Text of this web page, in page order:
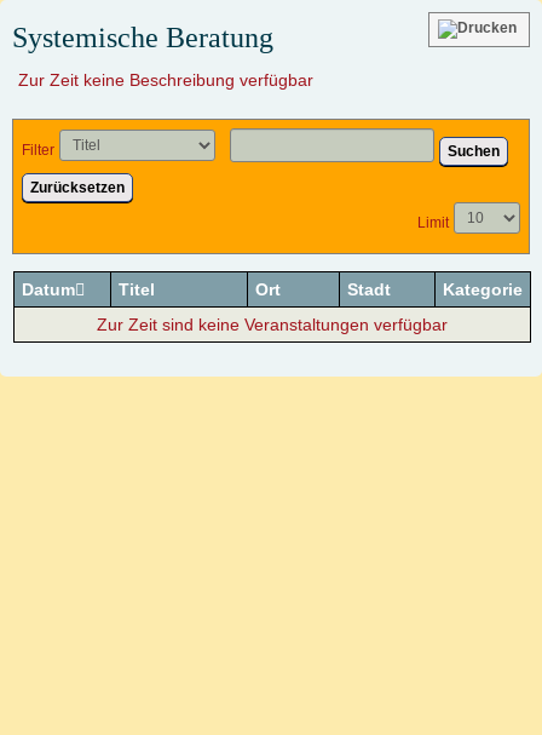
Systemische Beratung
Zur Zeit keine Beschreibung verfügbar
Filter Suchen
Zurücksetzen
Limit
Datum Titel Ort Stadt
Kategorie
Zur Zeit sind keine Veranstaltungen verfügbar